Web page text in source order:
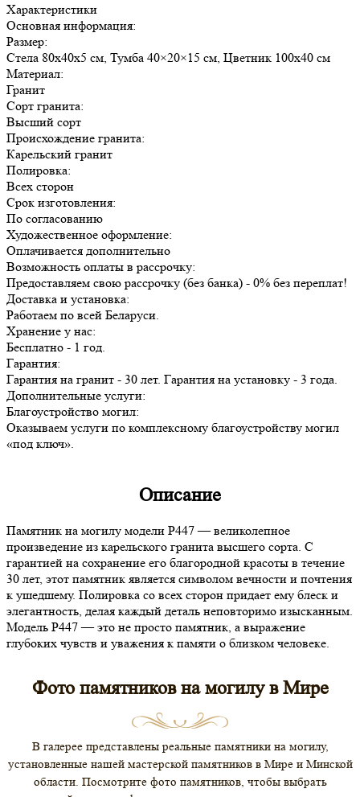
Характеристики
Основная информация:
Размер:
Стела 80х40х5 см, Тумба 40×20×15 см, Цветник 100х40 см
Материал:
Гранит
Сорт гранита:
Высший сорт
Происхождение гранита:
Карельский гранит
Полировка:
Всех сторон
Срок изготовления:
По согласованию
Художественное оформление:
Оплачивается дополнительно
Возможность оплаты в рассрочку:
Предоставляем свою рассрочку (без банка) - 0% без переплат!
Доставка и установка:
Работаем по всей Беларуси.
Хранение у нас:
Бесплатно - 1 год.
Гарантия:
Гарантия на гранит - 30 лет. Гарантия на установку - 3 года.
Дополнительные услуги:
Благоустройство могил:
Оказываем услуги по комплексному благоустройству могил
«под ключ».
Описание
Памятник на могилу модели P447 — великолепное
произведение из карельского гранита высшего сорта. С
гарантией на сохранение его благородной красоты в течение
30 лет, этот памятник является символом вечности и почтения
к ушедшему. Полировка со всех сторон придает ему блеск и
элегантность, делая каждый деталь неповторимо изысканным.
Модель P447 — это не просто памятник, а выражение
глубоких чувств и уважения к памяти о близком человеке.
Фото памятников на могилу в Мире
В галерее представлены реальные памятники на могилу,
установленные нашей мастерской памятников в Мире и Минской
области. Посмотрите фото памятников, чтобы выбрать